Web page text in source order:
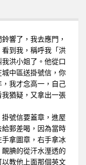
響了，我去應門，
到我，稱呼我「洪
洪小姐了。他從口
中區送掛號信，你
我才念高一，自己
猶疑，又拿出一張
號信要蓋章，進屋
郵差喝，因為當時
拿圖章，右手拿冰
腆的從汗水溼透的
以教他上面那個英文